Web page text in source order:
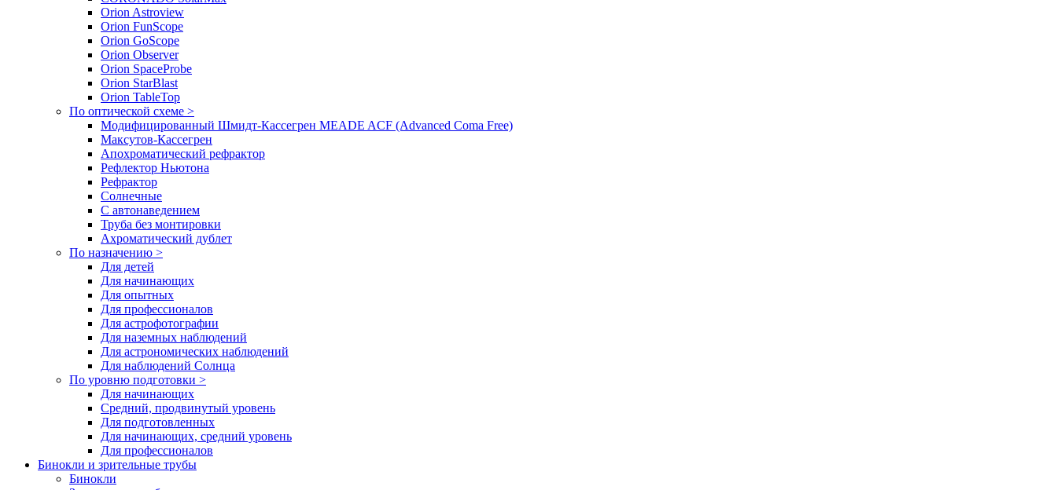
Orion Astroview
Orion FunScope
Orion GoScope
Orion Observer
Orion SpaceProbe
Orion StarBlast
Orion TableTop
По оптической схеме >
Модифицированный Шмидт-Кассегрен MEADE ACF (Advanced Coma Free)
Максутов-Кассегрен
Апохроматический рефрактор
Рефлектор Ньютона
Рефрактор
Солнечные
С автонаведением
Труба без монтировки
Ахроматический дублет
По назначению >
Для детей
Для начинающих
Для опытных
Для профессионалов
Для астрофотографии
Для наземных наблюдений
Для астрономических наблюдений
Для наблюдений Солнца
По уровню подготовки >
Для начинающих
Средний, продвинутый уровень
Для подготовленных
Для начинающих, средний уровень
Для профессионалов
Бинокли и зрительные трубы
Бинокли